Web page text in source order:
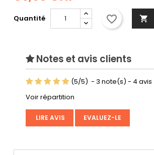
Quantité favorite_border 
Notes et avis clients
(5/5) - 3 note(s) - 4 avis
Voir répartition
LIRE AVIS EVALUEZ-LE